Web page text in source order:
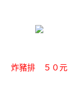
炸豬排 ５０元